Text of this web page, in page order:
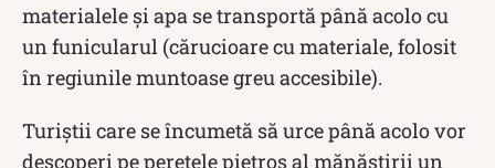
materialele şi apa se transportă până acolo cu
un funicularul (cărucioare cu materiale, folosit
în regiunile muntoase greu accesibile).
Turiștii care se încumetă să urce până acolo vor
descoperi peperetele pietros al mănăstirii un